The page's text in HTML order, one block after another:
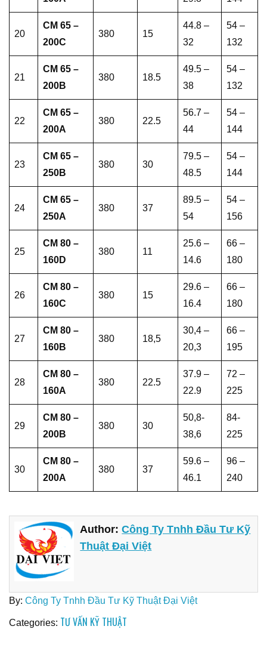
20
CM 65 –
200C
380 15
44.8 –
32
54 –
132
21
CM 65 –
200B
380 18.5
49.5 –
38
54 –
132
22
CM 65 –
200A
380 22.5
56.7 –
44
54 –
144
23
CM 65 –
250B
380 30
79.5 –
48.5
54 –
144
24
CM 65 –
250A
380 37
89.5 –
54
54 –
156
25
CM 80 –
160D
380 11
25.6 –
14.6
66 –
180
26
CM 80 –
160C
380 15
29.6 –
16.4
66 –
180
27
CM 80 –
160B
380 18,5
30,4 –
20,3
66 –
195
28
CM 80 –
160A
380 22.5
37.9 –
22.9
72 –
225
29
CM 80 –
200B
380 30
50,8-
38,6
84-
225
30
CM 80 –
200A
380 37
59.6 –
46.1
96 –
240
Author:Công Ty Tnhh Đầu Tư Kỹ
Thuật Đại Việt
By: Công Ty Tnhh Đầu Tư Kỹ Thuật Đại Việt
Categories: TƯ VẤN KỸ THUẬT